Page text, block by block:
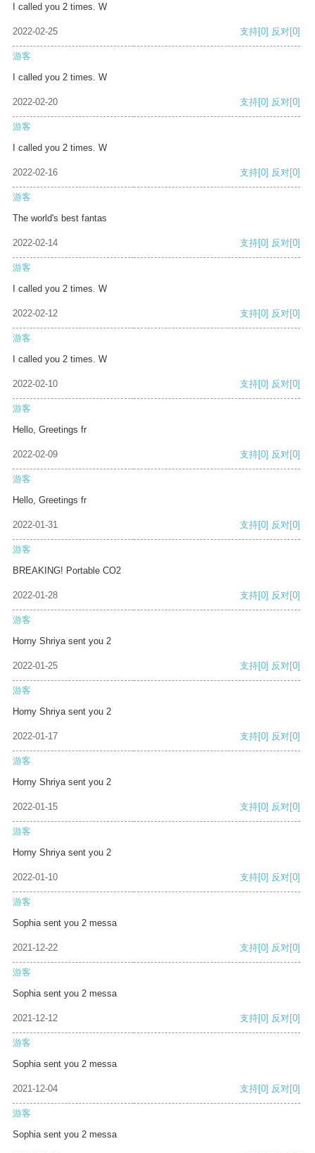
I called you 2 times. W
2022-02-25 支持[0] 反对[0]
游客
I called you 2 times. W
2022-02-20 支持[0] 反对[0]
游客
I called you 2 times. W
2022-02-16 支持[0] 反对[0]
游客
The world's best fantas
2022-02-14 支持[0] 反对[0]
游客
I called you 2 times. W
2022-02-12 支持[0] 反对[0]
游客
I called you 2 times. W
2022-02-10 支持[0] 反对[0]
游客
Hello, Greetings fr
2022-02-09 支持[0] 反对[0]
游客
Hello, Greetings fr
2022-01-31 支持[0] 反对[0]
游客
BREAKING! Portable CO2
2022-01-28 支持[0] 反对[0]
游客
Horny Shriya sent you 2
2022-01-25 支持[0] 反对[0]
游客
Horny Shriya sent you 2
2022-01-17 支持[0] 反对[0]
游客
Horny Shriya sent you 2
2022-01-15 支持[0] 反对[0]
游客
Horny Shriya sent you 2
2022-01-10 支持[0] 反对[0]
游客
Sophia sent you 2 messa
2021-12-22 支持[0] 反对[0]
游客
Sophia sent you 2 messa
2021-12-12 支持[0] 反对[0]
游客
Sophia sent you 2 messa
2021-12-04 支持[0] 反对[0]
游客
Sophia sent you 2 messa